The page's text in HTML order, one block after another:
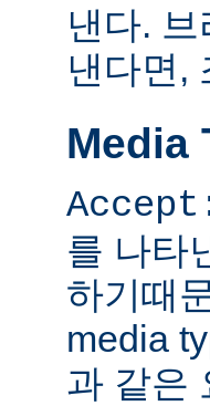
낸다.
낸다면,
Media
를 나타
하기때
media
과 같은